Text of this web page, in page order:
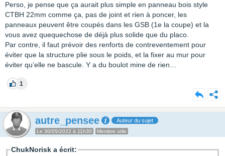
Perso, je pense que ça aurait plus simple en panneau bois style
CTBH 22mm comme ça, pas de joint et rien à poncer, les
panneaux peuvent être coupés dans les GSB (1e la coupe) et la
vous avez quequechose de déjà plus solide que du placo.
Par contre, il faut prévoir des renforts de contreventement pour
éviter que la structure plie sous le poids, et la fixer au mur pour
éviter qu’elle ne bascule. Y a du boulot mine de rien…
1
autre_pensee Auteur du sujet
Le 30/05/2022 à 11h30 Membre utile
ChukNorisk a écrit: